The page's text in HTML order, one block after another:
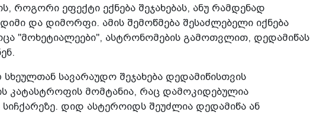
როგორი ეფექტი ექნება შეჯახებას, ანუ რამდენად
და დიმორფი. ამის შემოწმება შესაძლებელი იქნება
"მოხეტიალეები", ასტრონომების გამოთვლით, დედამიწას
სავარაუდო შეჯახება დედამიწისთვის
კატასტროფის მომტანია, რაც დამოკიდებულია
დიდ ასტეროიდს შეუძლია დედამიწა ან